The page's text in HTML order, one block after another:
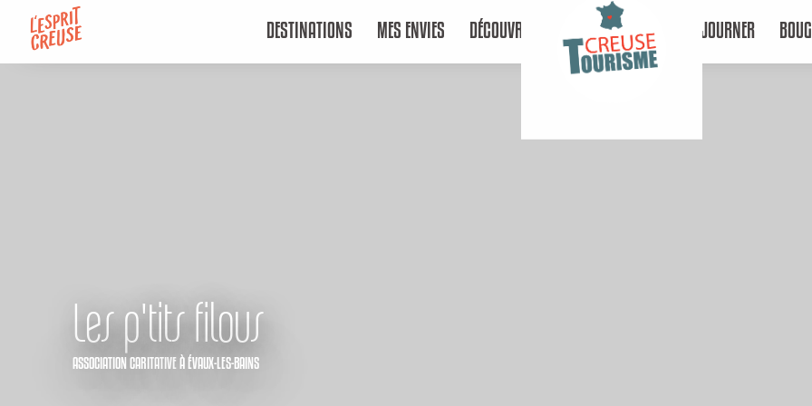
contenu
DESTINATIONS MES ENVIES DÉCOUVRIR SÉJOURNER
Les p'tits filous
ASSOCIATION CARITATIVE À ÉVAUX-LES-BAINS